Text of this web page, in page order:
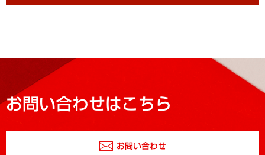
お問い合わせはこちら
お問い合わせ